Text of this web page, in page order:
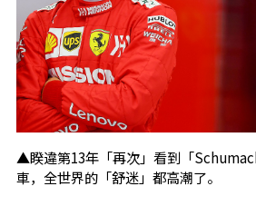
▲睽違第13年「再次」看到「
車，全世界的「舒迷」都高潮了。